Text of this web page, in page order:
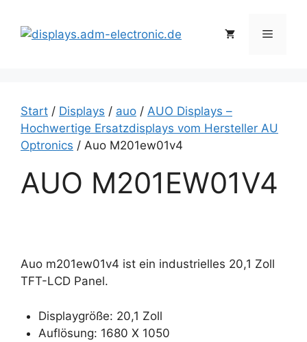
Inhalt
springen
Menü
Start / Displays / auo / AUO Displays –
Hochwertige Ersatzdisplays vom Hersteller AU
Optronics / Auo M201ew01v4
AUO M201EW01V4
Auo m201ew01v4 ist ein industrielles 20,1 Zoll
TFT-LCD Panel.
Displaygröße: 20,1 Zoll
Auflösung: 1680 X 1050